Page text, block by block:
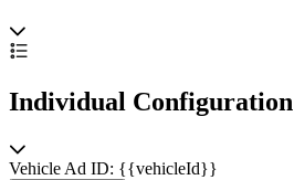
Individual Configuration
Vehicle Ad ID: {{vehicleId}}